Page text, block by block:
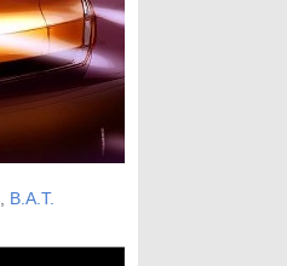
B.A.T.